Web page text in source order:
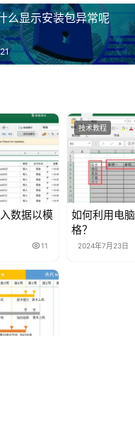
么显示安装包异常呢
数据以模
11
技术教程
如何利用电
格？
2024年7月23日